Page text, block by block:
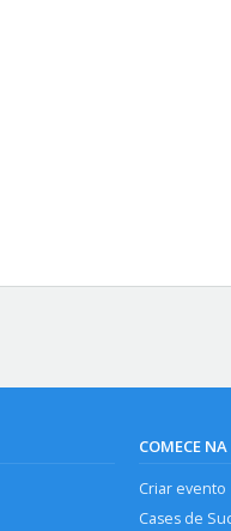
COMECE
Criar evento
Cases de